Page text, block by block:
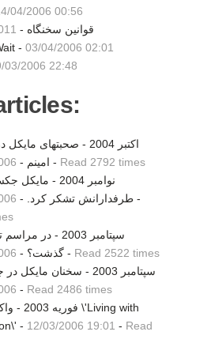
04/2006 00:56
قوانین سخنگاه -
- 03/04/2006 02:01
03/2006 22:48
امینم - - Read 2792 times
طرفدارانش تشكر كرد. --
گذشت؟ -- Read 2522 times
9 سپتامبر 2003 - سخنان مايکل در جشن تولدش -
- Read 2486 times
- 12/03/2006 19:01 - Read